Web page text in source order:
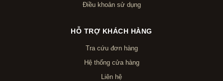
Điều khoản sử dụng
HỖ TRỢ KHÁCH HÀNG
Tra cứu đơn hàng
Hệ thống cửa hàng
Liên hệ